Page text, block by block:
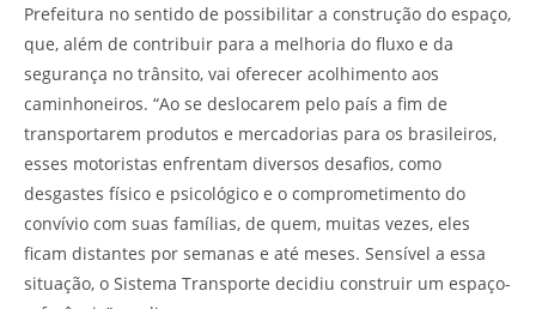
Prefeitura no sentido de possibilitar a construção do espaço,
que, além de contribuir para a melhoria do fluxo e da
segurança no trânsito, vai oferecer acolhimento aos
caminhoneiros. “Ao se deslocarem pelo país a fim de
transportarem produtos e mercadorias para os brasileiros,
esses motoristas enfrentam diversos desafios, como
desgastes físico e psicológico e o comprometimento do
convívio com suas famílias, de quem, muitas vezes, eles
ficam distantes por semanas e até meses. Sensível a essa
situação, o Sistema Transporte decidiu construir um espaço-